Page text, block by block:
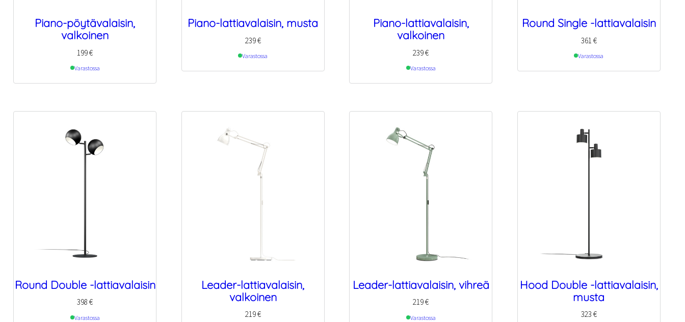
Piano-pöytävalaisin,
valkoinen
199€
Varastossa
Piano-lattiavalaisin, musta
239€
Varastossa
Piano-lattiavalaisin,
valkoinen
239€
Varastossa
Round Single -lattiavalaisin
361 €
Varastossa
Round Double -lattiavalaisin
398€
Varastossa
Leader-lattiavalaisin,
valkoinen
219€
Leader-lattiavalaisin, vihreä
219€
Varastossa
Hood Double -lattiavalaisin,
musta
323 €